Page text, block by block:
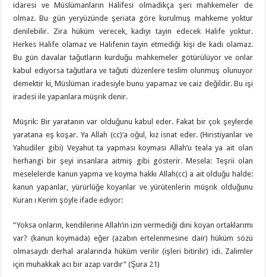
idaresi ve Müslümanların Halifesi olmadıkça şeri mahkemeler de
olmaz. Bu gün yeryüzünde şeriata göre kurulmuş mahkeme yoktur
denilebilir. Zira hüküm verecek, kadıyı tayin edecek Halife yoktur.
Herkes Halife olamaz ve Halifenin tayin etmediği kişi de kadı olamaz.
Bu gün davalar tağutların kurduğu mahkemeler götürülüyor ve onlar
kabul ediyorsa tağutlara ve tağuti düzenlere teslim olunmuş olunuyor
demektir ki, Müslüman iradesiyle bunu yapamaz ve caiz değildir. Bu işi
iradesi ile yapanlara müşrik denir.
Müşrik: Bir yaratanın var olduğunu kabul eder. Fakat bir çok şeylerde
yaratana eş koşar. Ya Allah (cc)’a oğul, kız isnat eder. (Hıristiyanlar ve
Yahudiler gibi) Veyahut ta yapması koyması Allah’u teala ya ait olan
herhangi bir şeyi insanlara aitmiş gibi gösterir. Mesela: Teşrii olan
meselelerde kanun yapma ve koyma hakkı Allah(cc) a ait olduğu halde:
kanun yapanlar, yürürlüğe koyanlar ve yürütenlerin müşrik olduğunu
Kuran ı Kerim şöyle ifade ediyor:
“Yoksa onların, kendilerine Allah’ın izin vermediği dini koyan ortaklarımı
var? (kanun koymada) eğer (azabın ertelenmesine dair) hüküm sözü
olmasaydı derhal aralarında hüküm verilir (işleri bitirilir) idi. Zalimler
için muhakkak acı bir azap vardır” (Şura 21)